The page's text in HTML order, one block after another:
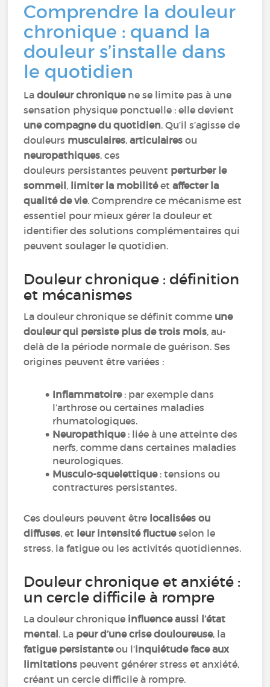
Comprendre la douleur
chronique : quand la
douleur s’installe dans
le quotidien
Ladouleur chroniquene se limite pas à une
sensation physique ponctuelle : elle devient
une compagne du quotidien. Qu’il s’agisse de
douleurs musculaires,articulairesou
neuropathiques, ces
douleurs persistantes peuvent perturber le
sommeil, limiter la mobilitéetaffecter la
qualité de vie. Comprendre ce mécanisme est
essentiel pour mieux gérer la douleur et
identifier des solutions complémentaires qui
peuvent soulager le quotidien.
Douleur chronique : définition
et mécanismes
La douleur chronique se définit comme une
douleur qui persiste plus de trois mois, au-
delà de la période normale de guérison. Ses
origines peuvent être variées :
Inflammatoire : par exemple dans
l’arthrose ou certaines maladies
rhumatologiques.
Neuropathique : liée à une atteinte des
nerfs, comme dans certaines maladies
neurologiques.
Musculo-squelettique: tensions ou
contractures persistantes.
Ces douleurs peuvent être localisées ou
diffuses, et leur intensité fluctueselon le
stress, la fatigue ou les activités quotidiennes.
Douleur chronique et anxiété :
un cercle difficile à rompre
La douleur chronique influence aussi l’état
mental. La peur d’une crise douloureuse, la
fatigue persistanteou l’inquiétude face aux
limitations peuvent générer stress et anxiété,
créant un cercle difficile à rompre.